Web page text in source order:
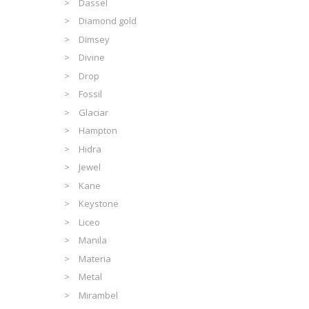
Dassel
Diamond gold
Dimsey
Divine
Drop
Fossil
Glaciar
Hampton
Hidra
Jewel
Kane
Keystone
Liceo
Manila
Materia
Metal
Mirambel